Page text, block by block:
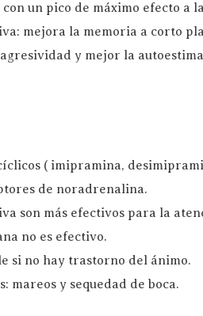
un pico de máximo efecto a
mejora la memoria a corto
y mejor la
( imipramina,
de noradrenalina.
son más efectivos para la
no es efectivo.
si no hay trastorno del ánimo.
mareos y sequedad de boca.